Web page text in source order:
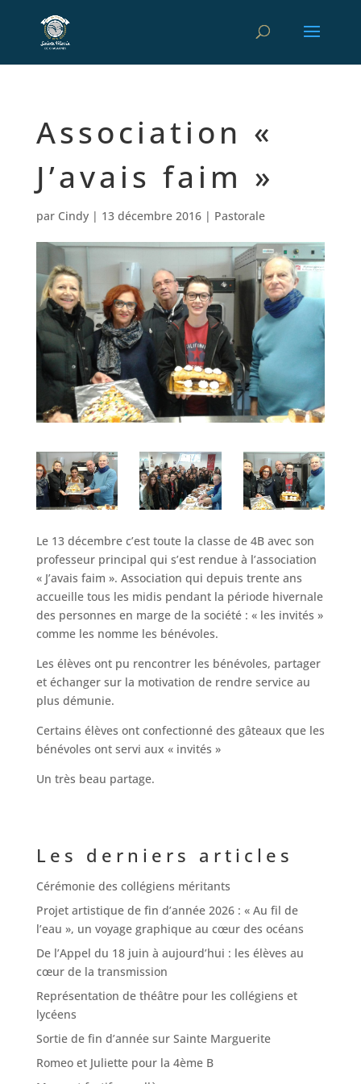
Association «
J’avais faim »
par Cindy| 13 décembre 2016| Pastorale
Le 13 décembre c’est toute la classe de 4B avec son
professeur principal qui s’est rendue à l’association
« J’avais faim ». Association qui depuis trente ans
accueille tous les midis pendant la période hivernale
des personnes en marge de la société : « les invités »
comme les nomme les bénévoles.
Les élèves ont pu rencontrer les bénévoles, partager
et échanger sur la motivation de rendre service au
plus démunie.
Certains élèves ont confectionné des gâteaux que les
bénévoles ont servi aux « invités »
Un très beau partage.
Les derniers articles
Cérémonie des collégiens méritants
Projet artistique de fin d’année 2026 : « Au fil de
l’eau », un voyage graphique au cœur des océans
De l’Appel du 18 juin à aujourd’hui : les élèves au
cœur de la transmission
Représentation de théâtre pour les collégiens et
lycéens
Sortie de fin d’année sur Sainte Marguerite
Romeo et Juliette pour la 4ème B